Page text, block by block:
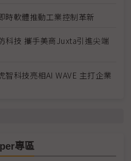
時軟體推動工業控制革新
科技 攜手美商Juxta引進尖端
智科技亮相AI WAVE 主打企業
專區